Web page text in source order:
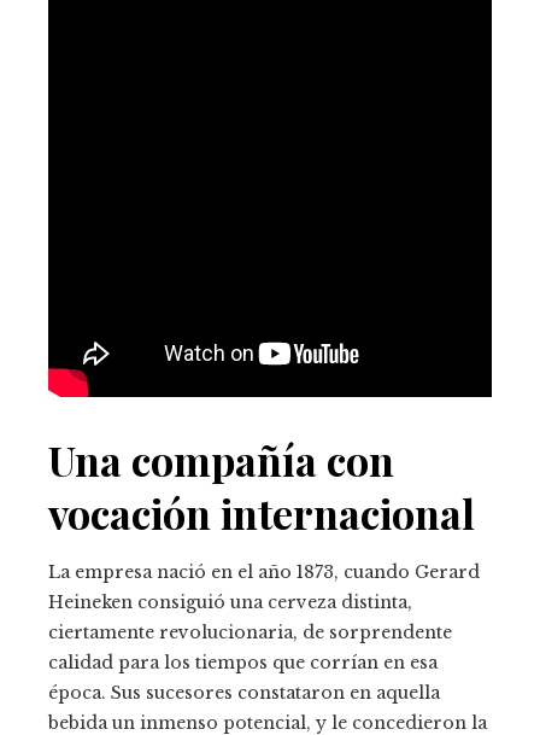
Una compañía con
vocación internacional
La empresa nació en el año 1873, cuando Gerard
Heineken consiguió una cerveza distinta,
ciertamente revolucionaria, de sorprendente
calidad para los tiempos que corrían en esa
época. Sus sucesores constataron en aquella
bebida un inmenso potencial, y le concedieron la